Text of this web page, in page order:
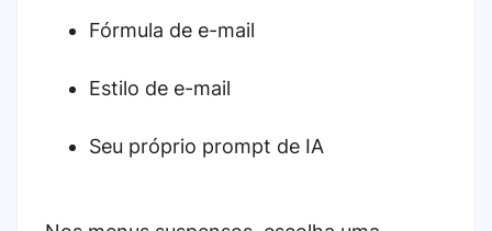
Fórmula de e-mail
Estilo de e-mail
Seu próprio prompt de IA